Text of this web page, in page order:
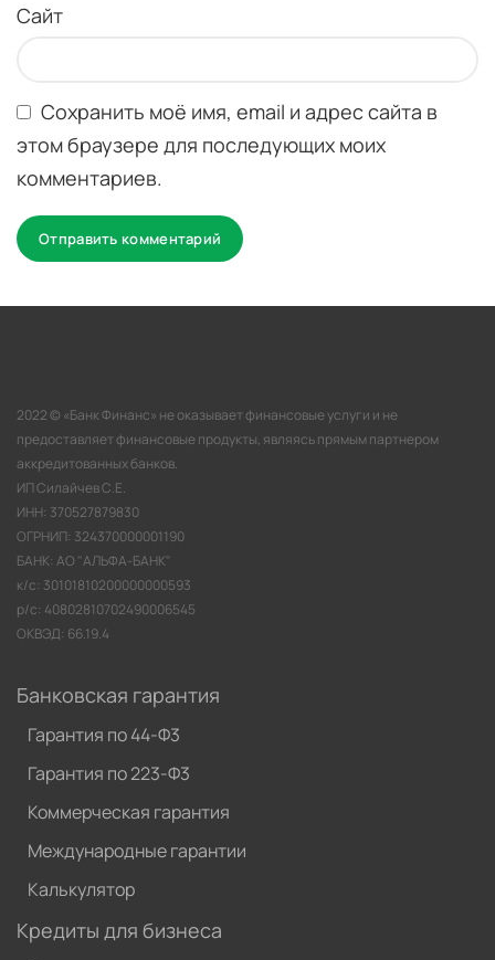
Сайт
Сохранить моё имя, email и адрес сайта в
этом браузере для последующих моих
комментариев.
2022 © «Банк Финанс» не оказывает финансовые услуги и не
предоставляет финансовые продукты, являясь прямым партнером
аккредитованных банков.
ИП Силайчев С.Е.
ИНН: 370527879830
ОГРНИП: 324370000001190
БАНК: АО "АЛЬФА-БАНК"
к/с: 30101810200000000593
р/с: 40802810702490006545
ОКВЭД: 66.19.4
Банковская гарантия
Гарантия по 44-Ф3
Гарантия по 223-Ф3
Коммерческая гарантия
Международные гарантии
Калькулятор
Кредиты для бизнеса